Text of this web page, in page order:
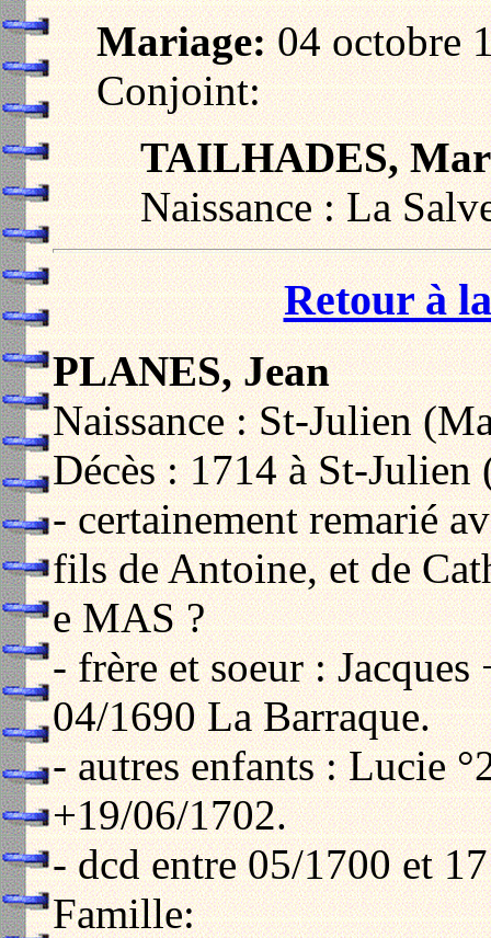
Mariage:04 octobre
Conjoint:
TAILHADES,
Naissance : La
Retour à
PLANES, Jean
Naissance : St-Julien
Décès : 1714 à St-
- certainement remarié
fils de Antoine, et de
e MAS ?
- frère et soeur :
04/1690 La Barraque.
- autres enfants : Lucie
+19/06/1702.
- dcd entre 05/1700 et
Famille: